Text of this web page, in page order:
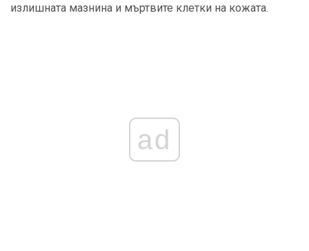
излишната мазнина и мъртвите клетки на кожата.
ad